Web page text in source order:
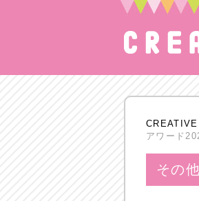
アワード
その他